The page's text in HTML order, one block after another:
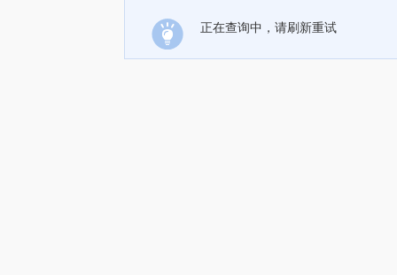
正在查询中，请刷新重试